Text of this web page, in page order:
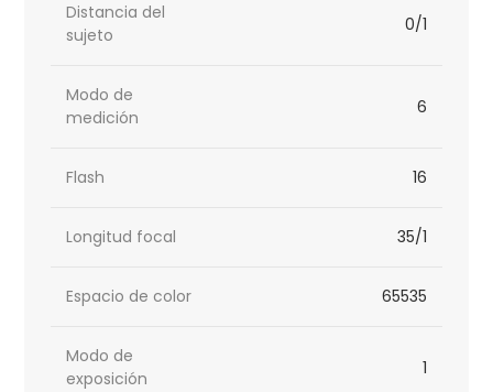
Distancia del
sujeto
0/1
Modo de
medición
6
Flash 16
Longitud focal 35/1
Espacio de color 65535
Modo de
exposición
1